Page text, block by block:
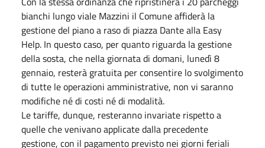
bianchi lungo viale Mazzini il Comune affiderà la
gestione del piano a raso di piazza Dante alla Easy
Help. In questo caso, per quanto riguarda la gestione
della sosta, che nella giornata di domani, lunedì 8
gennaio, resterà gratuita per consentire lo svolgimento
di tutte le operazioni amministrative, non vi saranno
modifiche né di costi né di modalità.
Le tariffe, dunque, resteranno invariate rispetto a
quelle che venivano applicate dalla precedente
gestione, con il pagamento previsto nei giorni feriali